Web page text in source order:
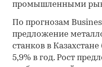
промышленными
По прогнозам
предложение
станков в
5,9% в год. Рост